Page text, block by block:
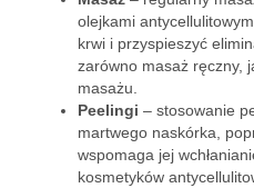
olejkami
krwi i przyspieszyć
zarówno masaż ręczny,
masażu.
Peelingi – stosowanie
martwego naskórka,
wspomaga jej
kosmetyków